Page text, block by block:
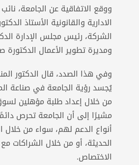
ووقع الاتفاقية عن الجامعة،
الادارية والقانونية الأستاذ
الشركة، رئيس مجلس الإدارة
ومديرة تطوير الأعمال الدكتورة
وفي هذا الصدد، قال الدكتور
يُجسد رؤية الجامعة في صناعة
من خلال إعداد طلبة مؤهلين
مشيرًا إلى أن الجامعة تحرص
أنواع الدعم لهم، سواء من خلال
الحديثة، أو من خلال الشراكات
الاختصاص.